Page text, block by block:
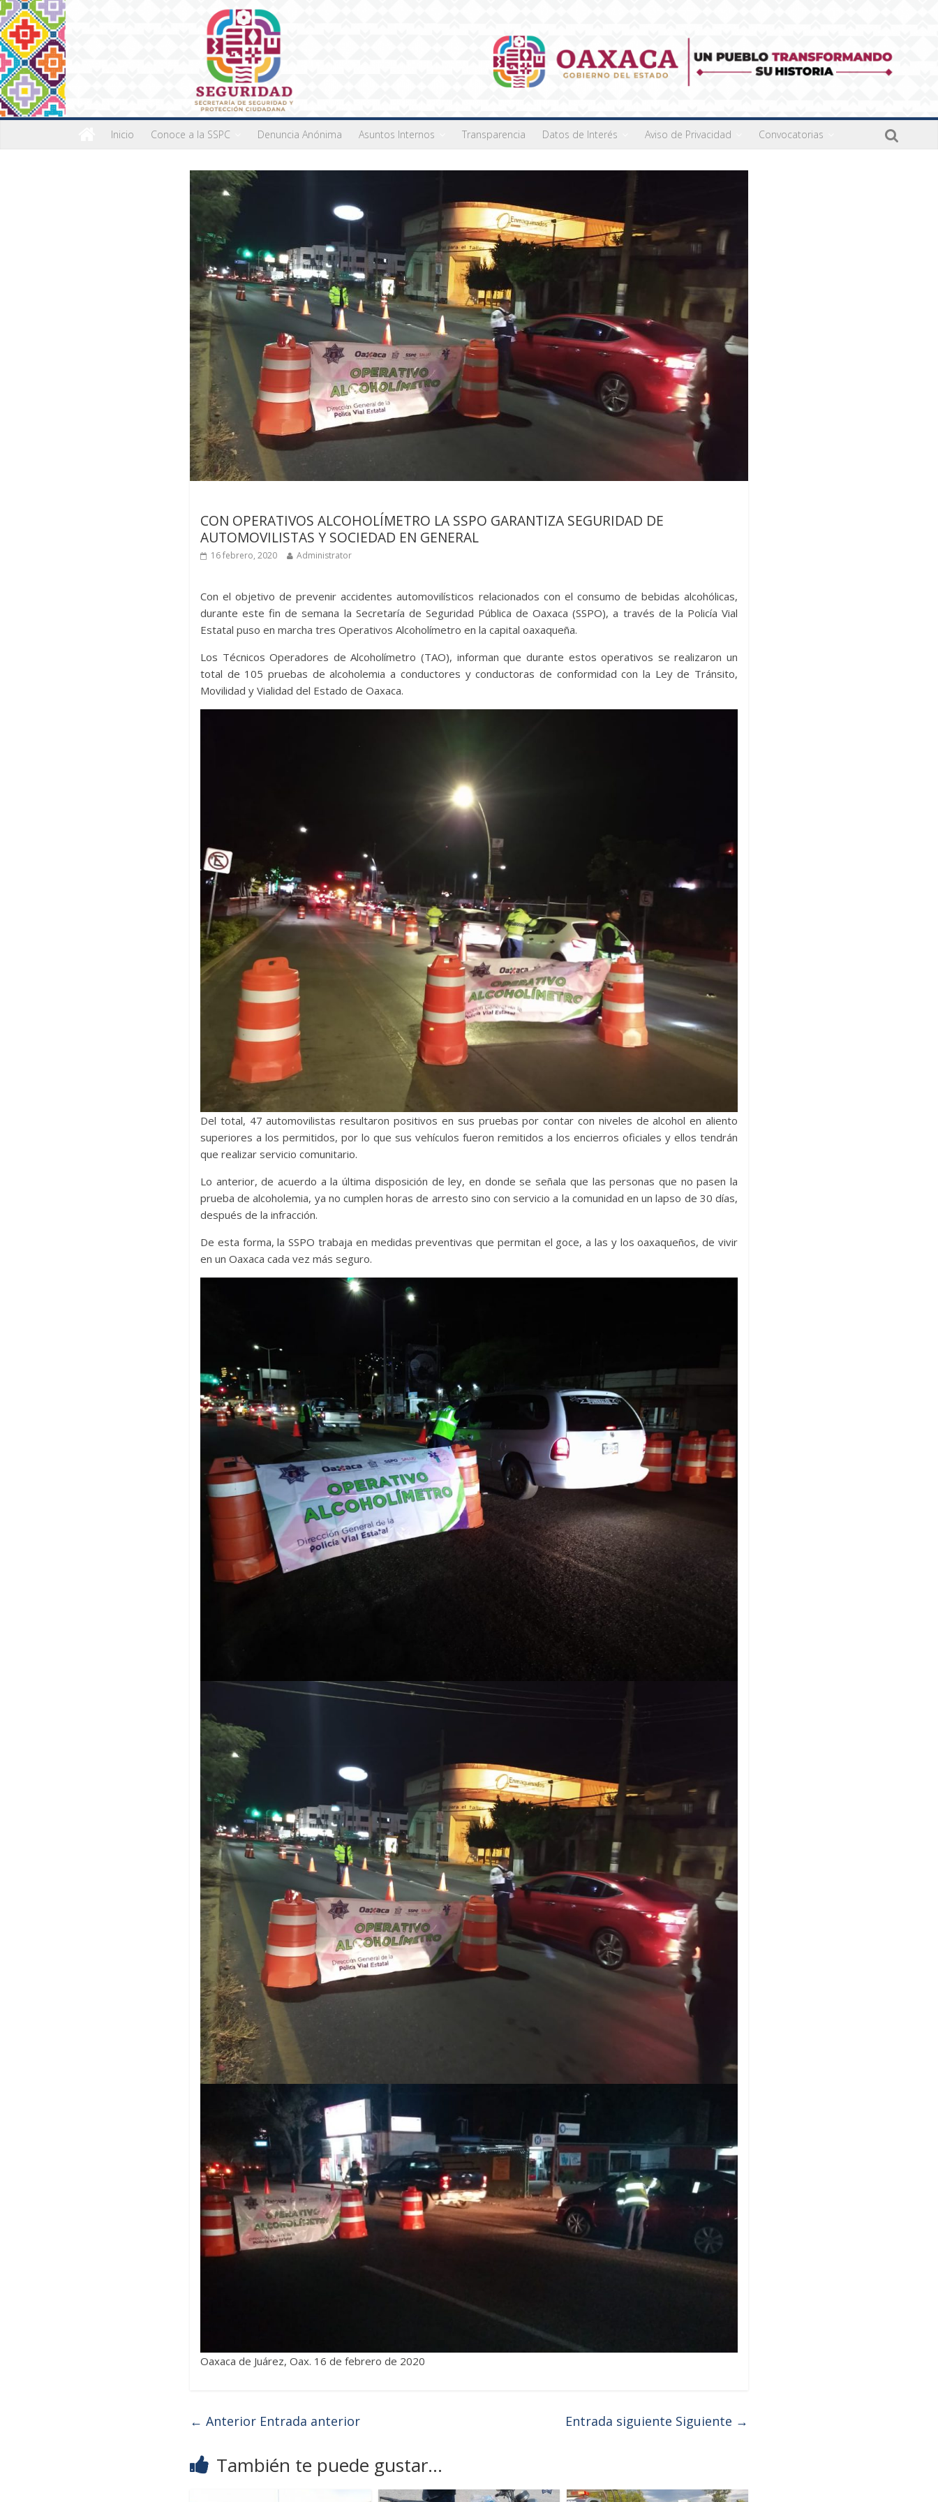
Inicio Conoce a la SSPC Denuncia Anónima Asuntos Internos Transparencia Datos de Interés Aviso de Privacidad Convocatorias
CON OPERATIVOS ALCOHOLÍMETRO LA SSPO GARANTIZA SEGURIDAD DE
AUTOMOVILISTAS Y SOCIEDAD EN GENERAL
16 febrero, 2020 Administrator
Con el objetivo de prevenir accidentes automovilísticos relacionados con el consumo de bebidas alcohólicas,
durante este fin de semana la Secretaría de Seguridad Pública de Oaxaca (SSPO), a través de la Policía Vial
Estatal puso en marcha tres Operativos Alcoholímetro en la capital oaxaqueña.
Los Técnicos Operadores de Alcoholímetro (TAO), informan que durante estos operativos se realizaron un
total de 105 pruebas de alcoholemia a conductores y conductoras de conformidad con la Ley de Tránsito,
Movilidad y Vialidad del Estado de Oaxaca.
Del total, 47 automovilistas resultaron positivos en sus pruebas por contar con niveles de alcohol en aliento
superiores a los permitidos, por lo que sus vehículos fueron remitidos a los encierros oficiales y ellos tendrán
que realizar servicio comunitario.
Lo anterior, de acuerdo a la última disposición de ley, en donde se señala que las personas que no pasen la
prueba de alcoholemia, ya no cumplen horas de arresto sino con servicio a la comunidad en un lapso de 30 días,
después de la infracción.
De esta forma, la SSPO trabaja en medidas preventivas que permitan el goce, a las y los oaxaqueños, de vivir
en un Oaxaca cada vez más seguro.
Oaxaca de Juárez, Oax. 16 de febrero de 2020
← Anterior Entrada anterior Entrada siguiente Siguiente →
También te puede gustar...